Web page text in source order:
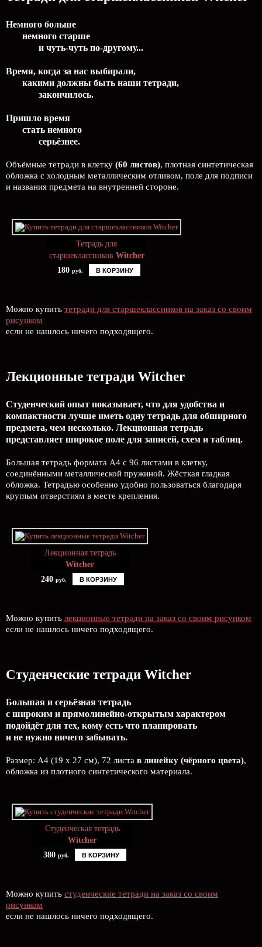
Немного больше
немного старше
и чуть-чуть по-другому...
Время, когда за нас выбирали,
какими должны быть наши тетради,
закончилось.
Пришло время
стать немного
серьёзнее.
Объёмные тетради в клетку (60 листов), плотная синтетическая
обложка с холодным металлическим отливом, поле для подписи
и названия предмета на внутренней стороне.
Тетрадь для
старшеклассников Witcher
180 руб. В КОРЗИНУ
Можно купить тетради для старшеклассников на заказ со своим
рисунком
если не нашлось ничего подходящего.
Лекционные тетради Witcher
Студенческий опыт показывает, что для удобства и
компактности лучше иметь одну тетрадь для обширного
предмета, чем несколько. Лекционная тетрадь
представляет широкое поле для записей, схем и таблиц.
Большая тетрадь формата А4 с 96 листами в клетку,
соединёнными металлической пружиной. Жёсткая гладкая
обложка. Тетрадью особенно удобно пользоваться благодаря
круглым отверстиям в месте крепления.
Лекционная тетрадь
Witcher
240 руб. В КОРЗИНУ
Можно купить лекционные тетради на заказ со своим рисунком
если не нашлось ничего подходящего.
Студенческие тетради Witcher
Большая и серьёзная тетрадь
с широким и прямолинейно-открытым характером
подойдёт для тех, кому есть что планировать
и не нужно ничего забывать.
Размер: А4 (19 x 27 см), 72 листа в линейку (чёрного цвета),
обложка из плотного синтетического материала.
Студенческая тетрадь
Witcher
380 руб. В КОРЗИНУ
Можно купить студенческие тетради на заказ со своим
рисунком
если не нашлось ничего подходящего.